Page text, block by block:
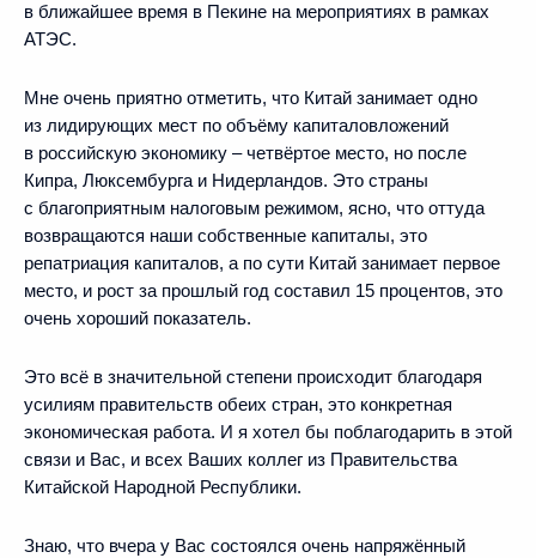
в ближайшее время в Пекине на мероприятиях в рамках
АТЭС.
Мне очень приятно отметить, что Китай занимает одно
из лидирующих мест по объёму капиталовложений
в российскую экономику – четвёртое место, но после
Кипра, Люксембурга и Нидерландов. Это страны
с благоприятным налоговым режимом, ясно, что оттуда
возвращаются наши собственные капиталы, это
репатриация капиталов, а по сути Китай занимает первое
место, и рост за прошлый год составил 15 процентов, это
очень хороший показатель.
Это всё в значительной степени происходит благодаря
усилиям правительств обеих стран, это конкретная
экономическая работа. И я хотел бы поблагодарить в этой
связи и Вас, и всех Ваших коллег из Правительства
Китайской Народной Республики.
Знаю, что вчера у Вас состоялся очень напряжённый